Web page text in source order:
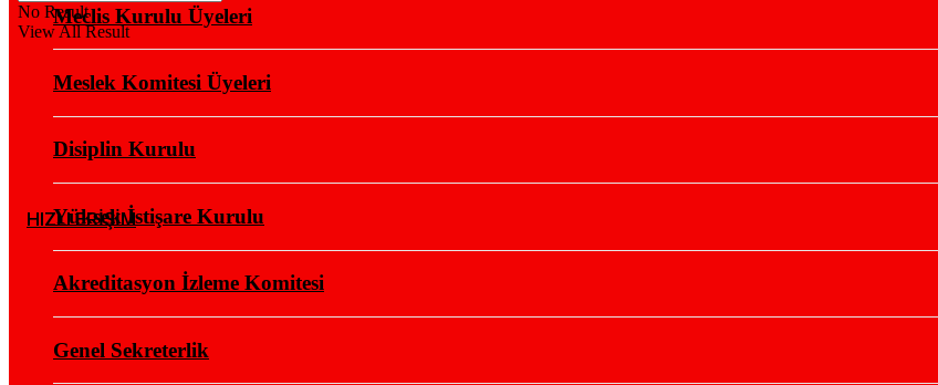
No Result
View All Result
HIZLI ERİŞİM
Meclis Kurulu Üyeleri
Meslek Komitesi Üyeleri
Disiplin Kurulu
Yüksek İstişare Kurulu
Akreditasyon İzleme Komitesi
Genel Sekreterlik